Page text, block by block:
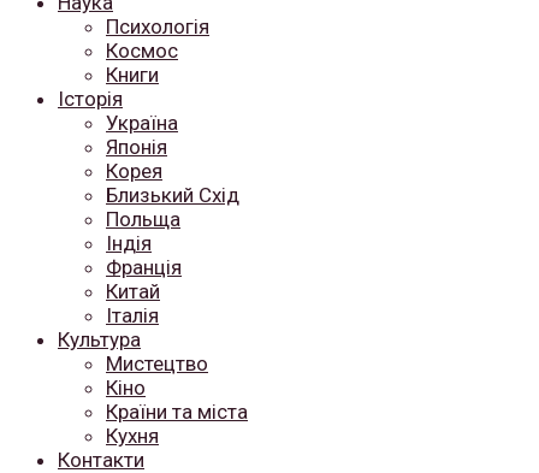
Психологія
Космос
Книги
Історія
Україна
Японія
Корея
Близький Схід
Польща
Індія
Франція
Китай
Італія
Культура
Мистецтво
Кіно
Країни та міста
Кухня
Контакти